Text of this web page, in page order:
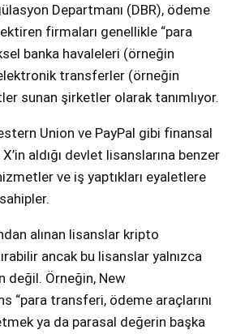
Departmanı (DBR), ödeme
firmaları genellikle “para
banka havaleleri (örneğin
transferler (örneğin
sunan şirketler olarak tanımlıyor.
Union ve PayPal gibi finansal
aldığı devlet lisanslarına benzer
ve iş yaptıkları eyaletlere
alınan lisanslar kripto
ancak bu lisanslar yalnızca
değil. Örneğin, New
“para transferi, ödeme araçlarını
ya da parasal değerin başka